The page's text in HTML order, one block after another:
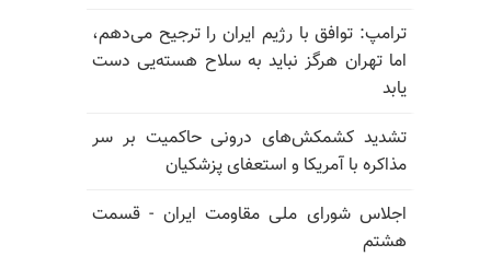
ترامپ: توافق با رژیم ایران را ترجیح می‌دهم،
اما تهران هرگز نباید به سلاح هسته‌یی دست
یابد
تشدید کشمکش‌های درونی حاکمیت بر سر
مذاکره با آمریکا و استعفای پزشکیان
اجلاس شورای ملی مقاومت ایران - قسمت
هشتم